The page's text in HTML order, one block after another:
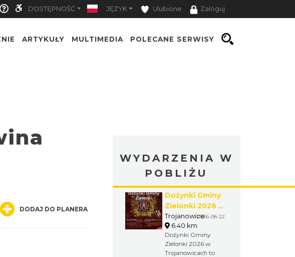
DOSTĘPNOŚĆ JĘZYK Ulubione Zaloguj
ARTYKUŁY MULTIMEDIA POLECANE SERWISY
DODAJ DO PLANERA
WYDARZENIA W
POBLIŻU
Dożynki Gminy
Zielonki 2026 w
Trojanowicach
Trojanowice2026-08-22
6.40 km
Dożynki Gminy
Zielonki 2026 w
Trojanowicach to